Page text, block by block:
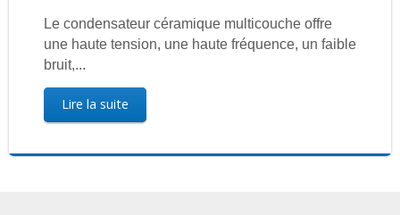
Le condensateur céramique multicouche offre
une haute tension, une haute fréquence, un faible
bruit,...
Lire la suite